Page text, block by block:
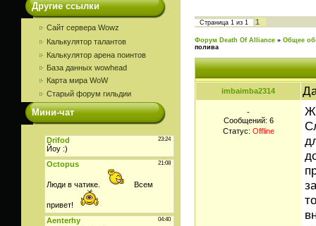
Другие ссылки
Сайт сервера Wowz
Калькулятор талантов
Калькулятор арена поинтов
База данных wowhead
Карта мира WoW
Старый форум гильдии
Мини-чат
Страница 1 из 1 1
Форум Death Of Alliance » Общее
полива
imbaimba2314
-
Сообщений: 6
Статус: Offline